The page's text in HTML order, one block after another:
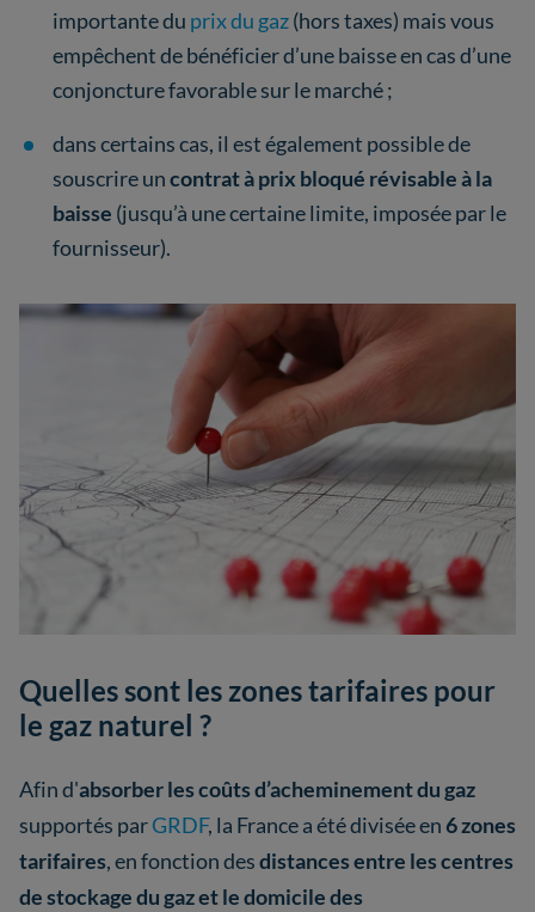
importante du prix du gaz(hors taxes) mais vous
empêchent de bénéficier d’une baisse en cas d’une
conjoncture favorable sur le marché ;
dans certains cas, il est également possible de
souscrire uncontrat à prix bloqué révisable à la
baisse (jusqu’à une certaine limite, imposée par le
fournisseur).
Quelles sont les zones tarifaires pour
le gaz naturel ?
Afin d'absorber les coûts d’acheminement du gaz
supportés parGRDF, la France a été divisée en 6 zones
tarifaires, en fonction desdistances entre les centres
de stockage du gaz et le domicile des